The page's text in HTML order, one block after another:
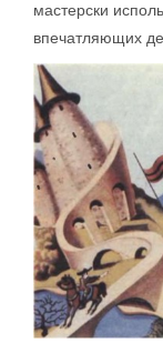
мастерски
впечатляющих